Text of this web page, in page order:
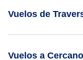
Vuelos de Atlanta a
Vuelos de
Vuelos a